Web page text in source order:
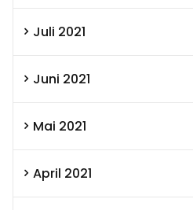
Juli 2021
Juni 2021
Mai 2021
April 2021